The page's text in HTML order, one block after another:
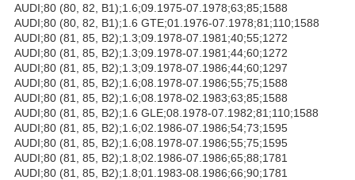
AUDI;80 (80, 82, B1);1.6;09.1975-07.1978;63;85;1588
AUDI;80 (80, 82, B1);1.6 GTE;01.1976-07.1978;81;110;1588
AUDI;80 (81, 85, B2);1.3;09.1978-07.1981;40;55;1272
AUDI;80 (81, 85, B2);1.3;09.1978-07.1981;44;60;1272
AUDI;80 (81, 85, B2);1.3;09.1978-07.1986;44;60;1297
AUDI;80 (81, 85, B2);1.6;08.1978-07.1986;55;75;1588
AUDI;80 (81, 85, B2);1.6;08.1978-02.1983;63;85;1588
AUDI;80 (81, 85, B2);1.6 GLE;08.1978-07.1982;81;110;1588
AUDI;80 (81, 85, B2);1.6;02.1986-07.1986;54;73;1595
AUDI;80 (81, 85, B2);1.6;08.1978-07.1986;55;75;1595
AUDI;80 (81, 85, B2);1.8;02.1986-07.1986;65;88;1781
AUDI;80 (81, 85, B2);1.8;01.1983-08.1986;66;90;1781